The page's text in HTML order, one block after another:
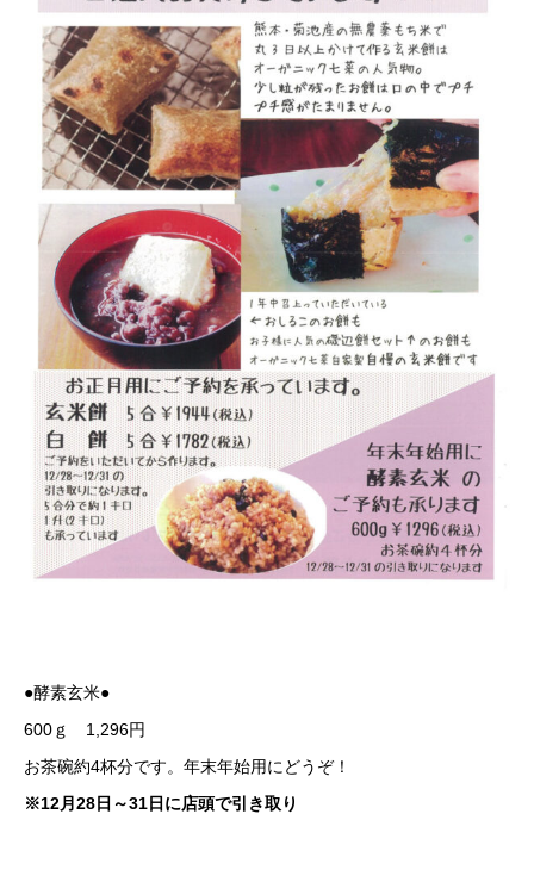
●酵素玄米●
600ｇ 1,296円
お茶碗約4杯分です。年末年始用にどうぞ！
※12月28日～31日に店頭で引き取り